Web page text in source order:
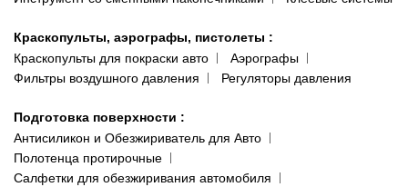
Краскопульты, аэрографы, пистолеты :
Краскопульты для покраски авто
Аэрографы
Фильтры воздушного давления
Регуляторы давления
Подготовка поверхности :
Антисиликон и Обезжириватель для Авто
Полотенца протирочные
Салфетки для обезжиривания автомобиля